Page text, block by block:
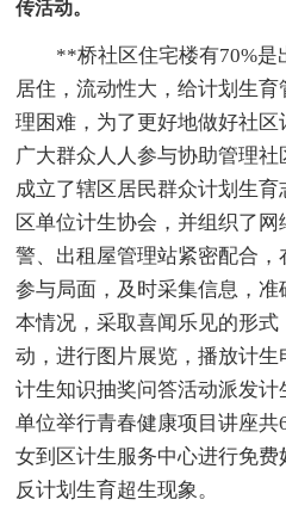
传活动。
**桥社区住宅楼有70%是
居住，流动性大，给计划生
理困难，为了更好地做好社
广大群众人人参与协助管理
成立了辖区居民群众计划生
区单位计生协会，并组织了
警、出租屋管理站紧密配合，
参与局面，及时采集信息，
本情况，采取喜闻乐见的形
动，进行图片展览，播放计
计生知识抽奖问答活动派发
单位举行青春健康项目讲座
女到区计生服务中心进行免
反计划生育超生现象。